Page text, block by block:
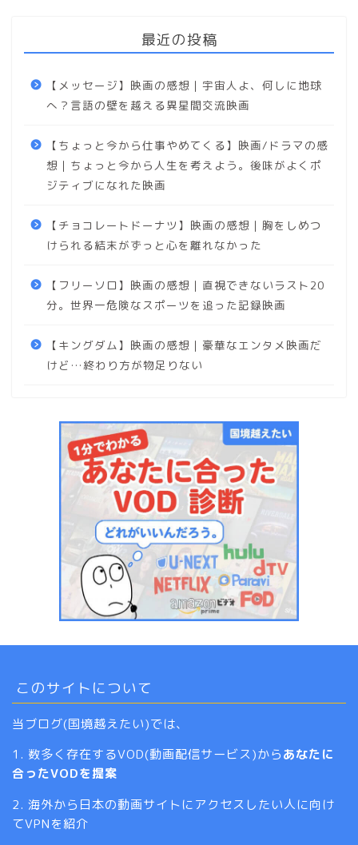
最近の投稿
【メッセージ】映画の感想｜宇宙人よ、何しに地球
へ？言語の壁を越える異星間交流映画
【ちょっと今から仕事やめてくる】映画/ドラマの感
想｜ちょっと今から人生を考えよう。後味がよくポ
ジティブになれた映画
【チョコレートドーナツ】映画の感想｜胸をしめつ
けられる結末がずっと心を離れなかった
【フリーソロ】映画の感想｜直視できないラスト20
分。世界一危険なスポーツを追った記録映画
【キングダム】映画の感想｜豪華なエンタメ映画だ
けど…終わり方が物足りない
このサイトについて
当ブログ(国境越えたい)では、
1. 数多く存在するVOD(動画配信サービス)からあなたに
合ったVODを提案
2. 海外から日本の動画サイトにアクセスしたい人に向け
てVPNを紹介